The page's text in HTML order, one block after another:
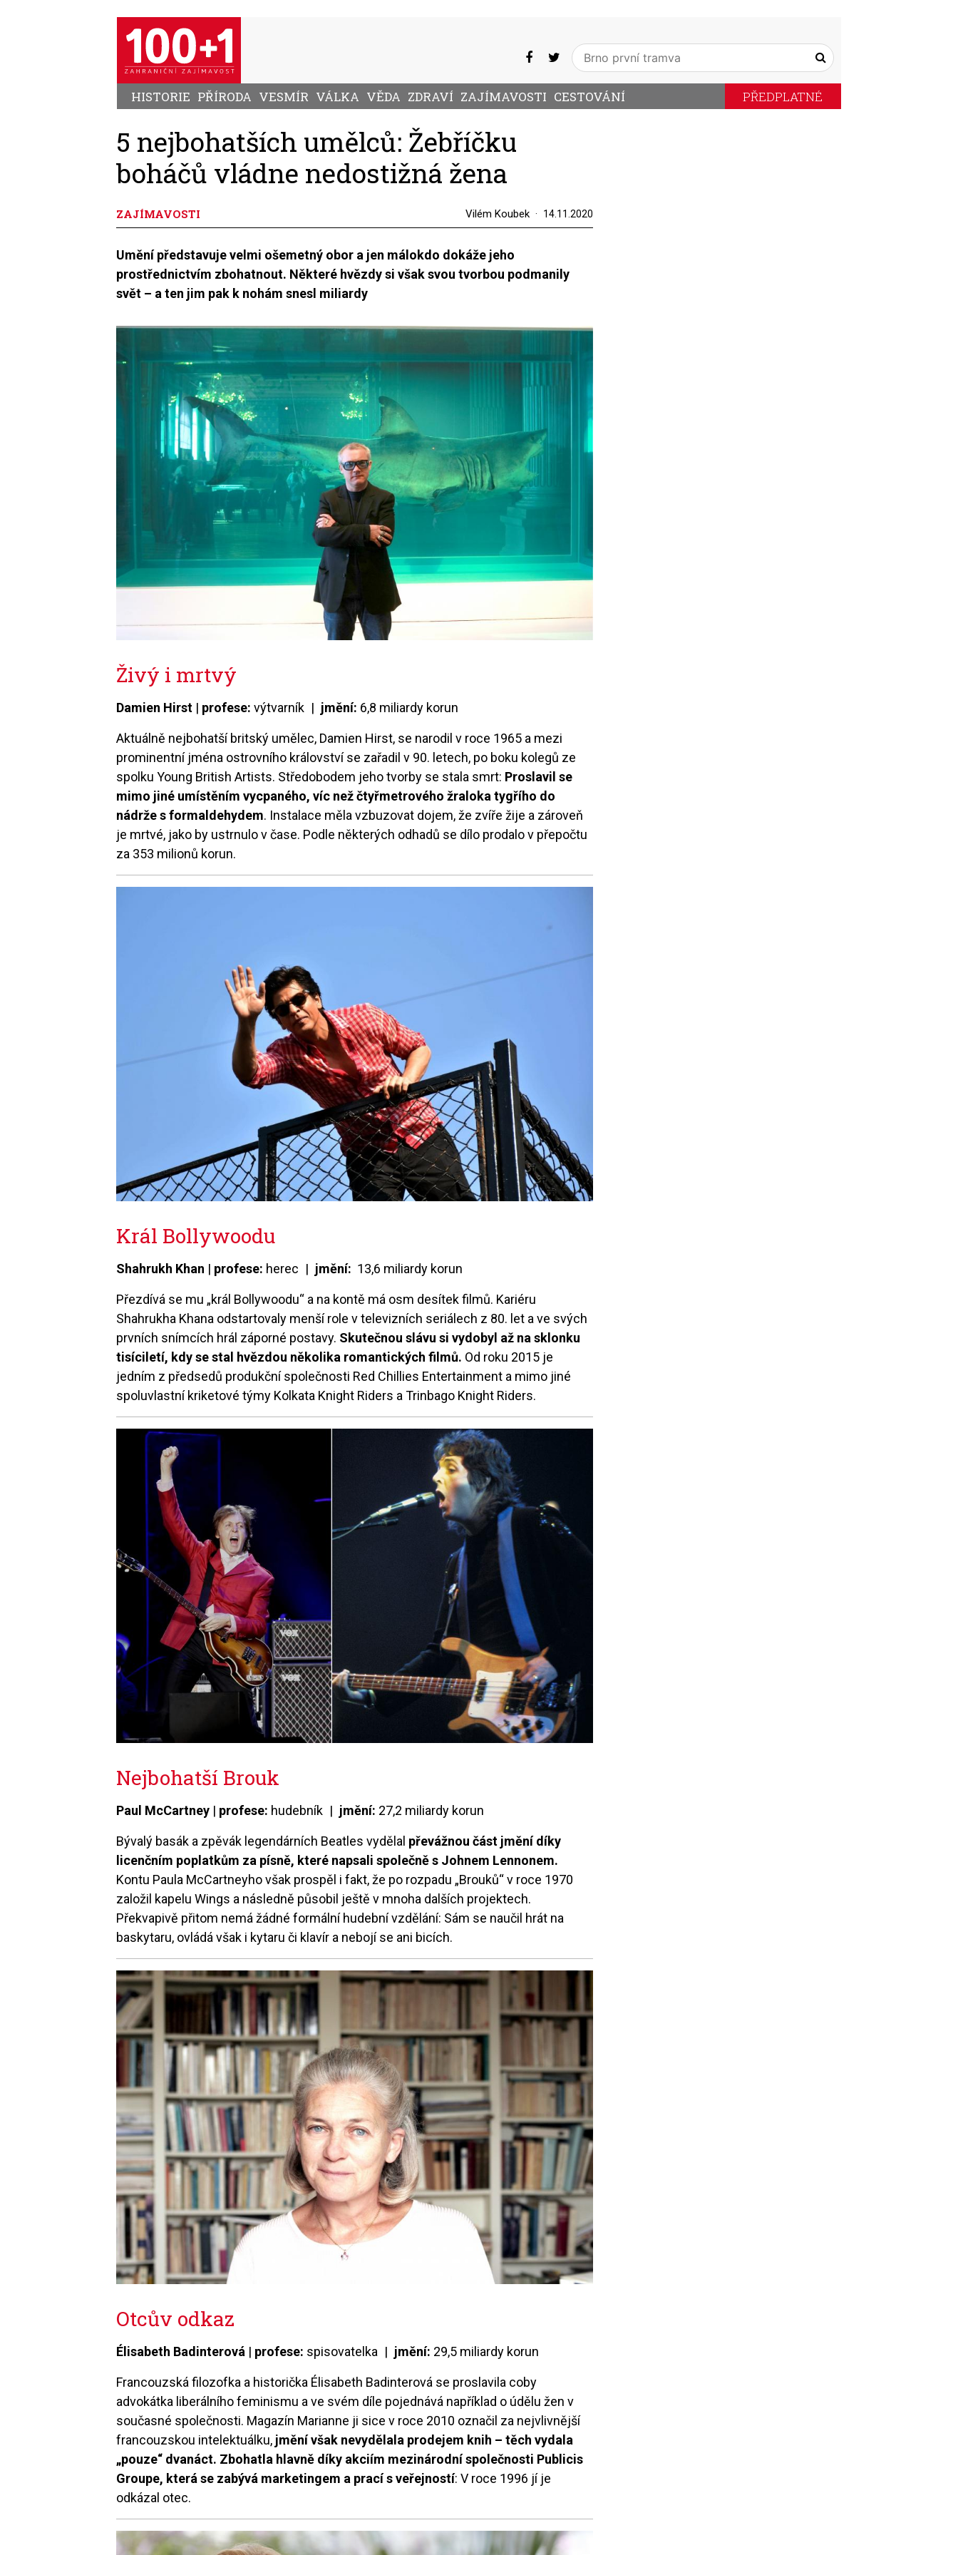
HISTORIE PŘÍRODA VESMÍR VÁLKA VĚDA ZDRAVÍ ZAJÍMAVOSTI CESTOVÁNÍ PŘEDPLATNÉ
5 nejbohatších umělců: Žebříčku
boháčů vládne nedostižná žena
ZAJÍMAVOSTI Vilém Koubek 14.11.2020
Umění představuje velmi ošemetný obor a jen málokdo dokáže jeho
prostřednictvím zbohatnout. Některé hvězdy si však svou tvorbou podmanily
svět – a ten jim pak k nohám snesl miliardy
Živý i mrtvý
Damien Hirst | profese: výtvarník | jmění: 6,8 miliardy korun
Aktuálně nejbohatší britský umělec, Damien Hirst, se narodil v roce 1965 a mezi
prominentní jména ostrovního království se zařadil v 90. letech, po boku kolegů ze
spolku Young British Artists. Středobodem jeho tvorby se stala smrt: Proslavil se
mimo jiné umístěním vycpaného, víc než čtyřmetrového žraloka tygřího do
nádrže s formaldehydem. Instalace měla vzbuzovat dojem, že zvíře žije a zároveň
je mrtvé, jako by ustrnulo v čase. Podle některých odhadů se dílo prodalo v přepočtu
za 353 milionů korun.
Král Bollywoodu
Shahrukh Khan | profese: herec | jmění: 13,6 miliardy korun
Přezdívá se mu „král Bollywoodu“ a na kontě má osm desítek filmů. Kariéru
Shahrukha Khana odstartovaly menší role v televizních seriálech z 80. let a ve svých
prvních snímcích hrál záporné postavy. Skutečnou slávu si vydobyl až na sklonku
tisíciletí, kdy se stal hvězdou několika romantických filmů. Od roku 2015 je
jedním z předsedů produkční společnosti Red Chillies Entertainment a mimo jiné
spoluvlastní kriketové týmy Kolkata Knight Riders a Trinbago Knight Riders.
Nejbohatší Brouk
Paul McCartney | profese: hudebník | jmění: 27,2 miliardy korun
Bývalý basák a zpěvák legendárních Beatles vydělal převážnou část jmění díky
licenčním poplatkům za písně, které napsali společně s Johnem Lennonem.
Kontu Paula McCartneyho však prospěl i fakt, že po rozpadu „Brouků“ v roce 1970
založil kapelu Wings a následně působil ještě v mnoha dalších projektech.
Překvapivě přitom nemá žádné formální hudební vzdělání: Sám se naučil hrát na
baskytaru, ovládá však i kytaru či klavír a nebojí se ani bicích.
Otcův odkaz
Élisabeth Badinterová | profese: spisovatelka | jmění: 29,5 miliardy korun
Francouzská filozofka a historička Élisabeth Badinterová se proslavila coby
advokátka liberálního feminismu a ve svém díle pojednává například o údělu žen v
současné společnosti. Magazín Marianne ji sice v roce 2010 označil za nejvlivnější
francouzskou intelektuálku, jmění však nevydělala prodejem knih – těch vydala
„pouze“ dvanáct. Zbohatla hlavně díky akciím mezinárodní společnosti Publicis
Groupe, která se zabývá marketingem a prací s veřejností: V roce 1996 jí je
odkázal otec.